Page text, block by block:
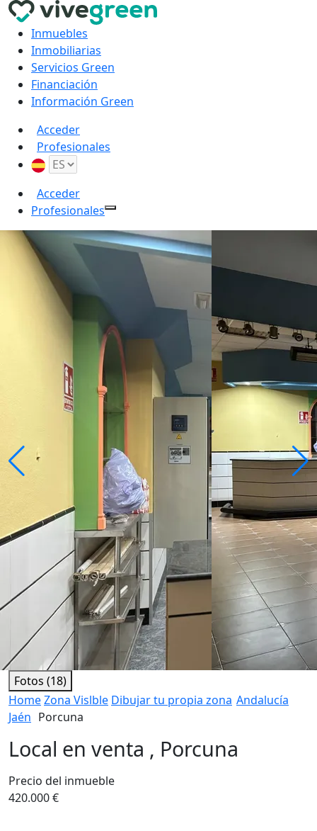
Inmuebles
Inmobiliarias
Servicios Green
Financiación
Información Green
Acceder
Profesionales
Acceder
Profesionales
Fotos (18)
HomeZona Vislble Dibujar tu propia zona Andalucía
Jaén Porcuna
Local en venta , Porcuna
Precio del inmueble
420.000 €